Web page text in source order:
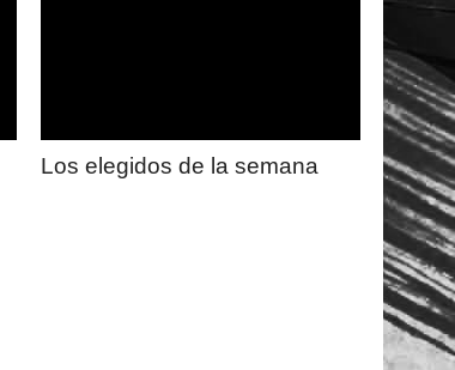
Los elegidos de la semana